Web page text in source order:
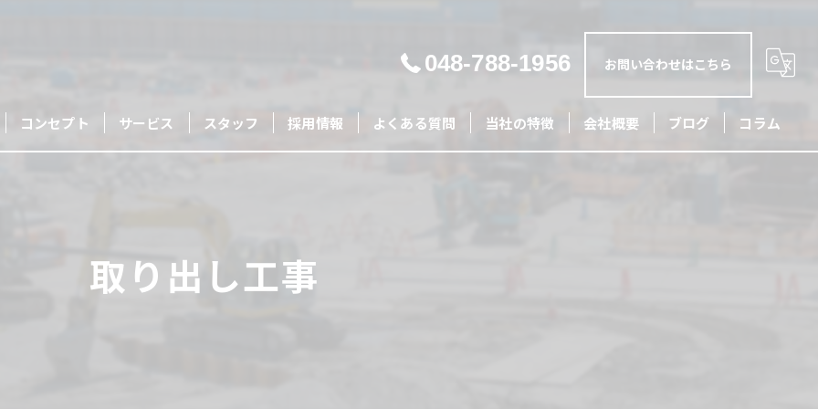
048-788-1956 お問い合わせはこちら
コンセプト サービス スタッフ 採用情報 よくある質問 当社の特徴 会社概要 ブログ コラム
取り出し工事